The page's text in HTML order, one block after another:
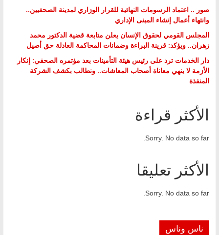
صور .. اعتماد الرسومات النهائية للقرار الوزاري لمدينة الصحفيين..
وانتهاء أعمال إنشاء المبنى الإداري
المجلس القومي لحقوق الإنسان يعلن متابعة قضية الدكتور محمد
زهران.. ويؤكد: قرينة البراءة وضمانات المحاكمة العادلة حق أصيل
دار الخدمات ترد على رئيس هيئة التأمينات بعد مؤتمره الصحفي: إنكار
الأزمة لا ينهي معاناة أصحاب المعاشات.. ونطالب بكشف الشركة
المنفذة
الأكثر قراءة
Sorry. No data so far.
الأكثر تعليقا
Sorry. No data so far.
ناس وناس